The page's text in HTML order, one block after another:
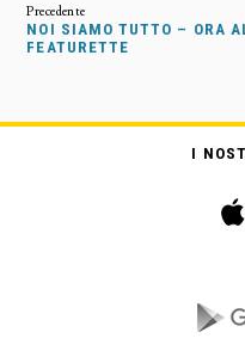
NOI SIAMO TUTTO – ORA
FEATURETTE
I